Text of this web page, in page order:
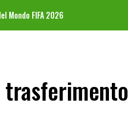
Mondo FIFA 2026